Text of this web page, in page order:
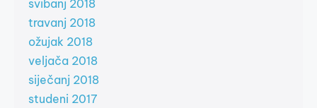
svibanj 2018
travanj 2018
ožujak 2018
veljača 2018
siječanj 2018
studeni 2017